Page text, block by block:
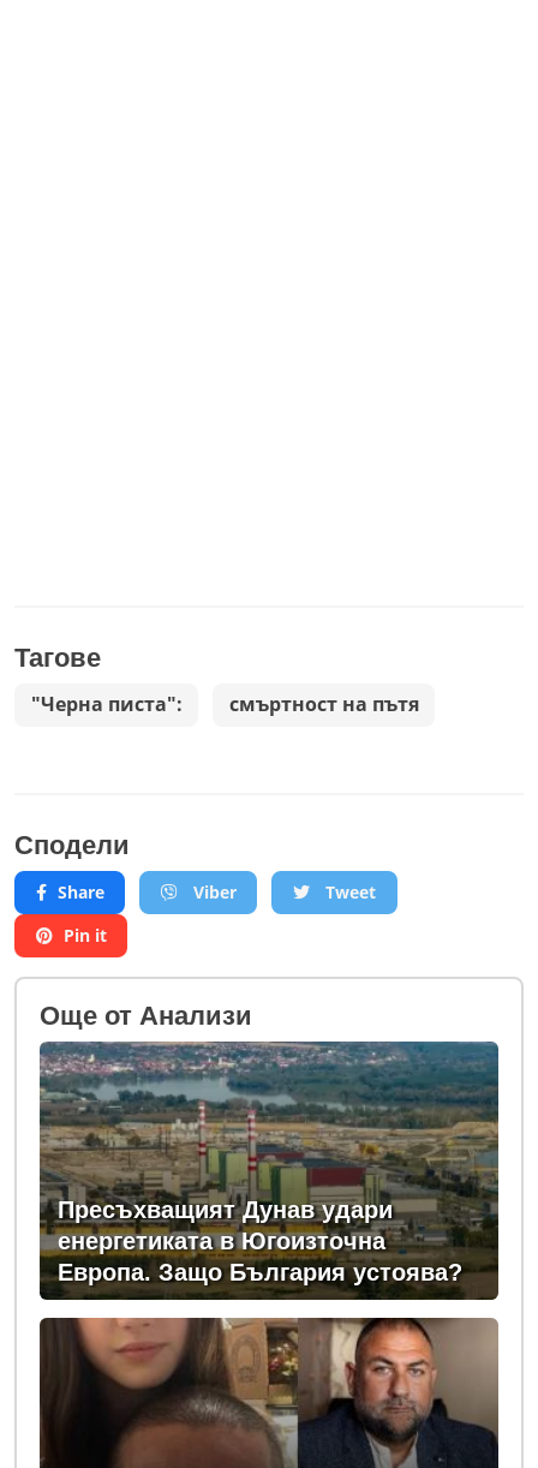
Тагове
"Черна писта": смъртност на пътя
Сподели
Share Viber
Tweet
Pin it
Oще от Анализи
Пресъхващият Дунав удари
енергетиката в Югоизточна
Европа. Защо България устоява?